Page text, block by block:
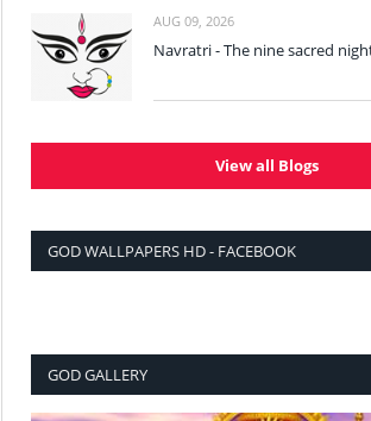
AUG 09, 2026
Navratri - The nine sacred
View all Blogs
GOD WALLPAPERS HD - FACEBOOK
GOD GALLERY